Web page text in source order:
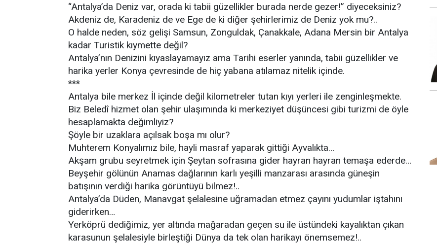
“Antalya’da Deniz var, orada ki tabii güzellikler burada nerde gezer!” diyeceksiniz?
Akdeniz de, Karadeniz de ve Ege de ki diğer şehirlerimiz de Deniz yok mu?..
O halde neden, söz gelişi Samsun, Zonguldak, Çanakkale, Adana Mersin bir Antalya
kadar Turistik kıymette değil?
Antalya’nın Denizini kıyaslayamayız ama Tarihi eserler yanında, tabii güzellikler ve
harika yerler Konya çevresinde de hiç yabana atılamaz nitelik içinde.
***
Antalya bile merkez İl içinde değil kilometreler tutan kıyı yerleri ile zenginleşmekte.
Biz Beledî hizmet olan şehir ulaşımında ki merkeziyet düşüncesi gibi turizmi de öyle
hesaplamakta değimliyiz?
Şöyle bir uzaklara açılsak boşa mı olur?
Muhterem Konyalımız bile, hayli masraf yaparak gittiği Ayvalıkta…
Akşam grubu seyretmek için Şeytan sofrasına gider hayran hayran temaşa ederde…
Beyşehir gölünün Anamas dağlarının karlı yeşilli manzarası arasında güneşin
batışının verdiği harika görüntüyü bilmez!..
Antalya’da Düden, Manavgat şelalesine uğramadan etmez çayını yudumlar iştahını
giderirken…
Yerköprü dediğimiz, yer altında mağaradan geçen su ile üstündeki kayalıktan çıkan
karasunun şelalesiyle birleştiği Dünya da tek olan harikayı önemsemez!..